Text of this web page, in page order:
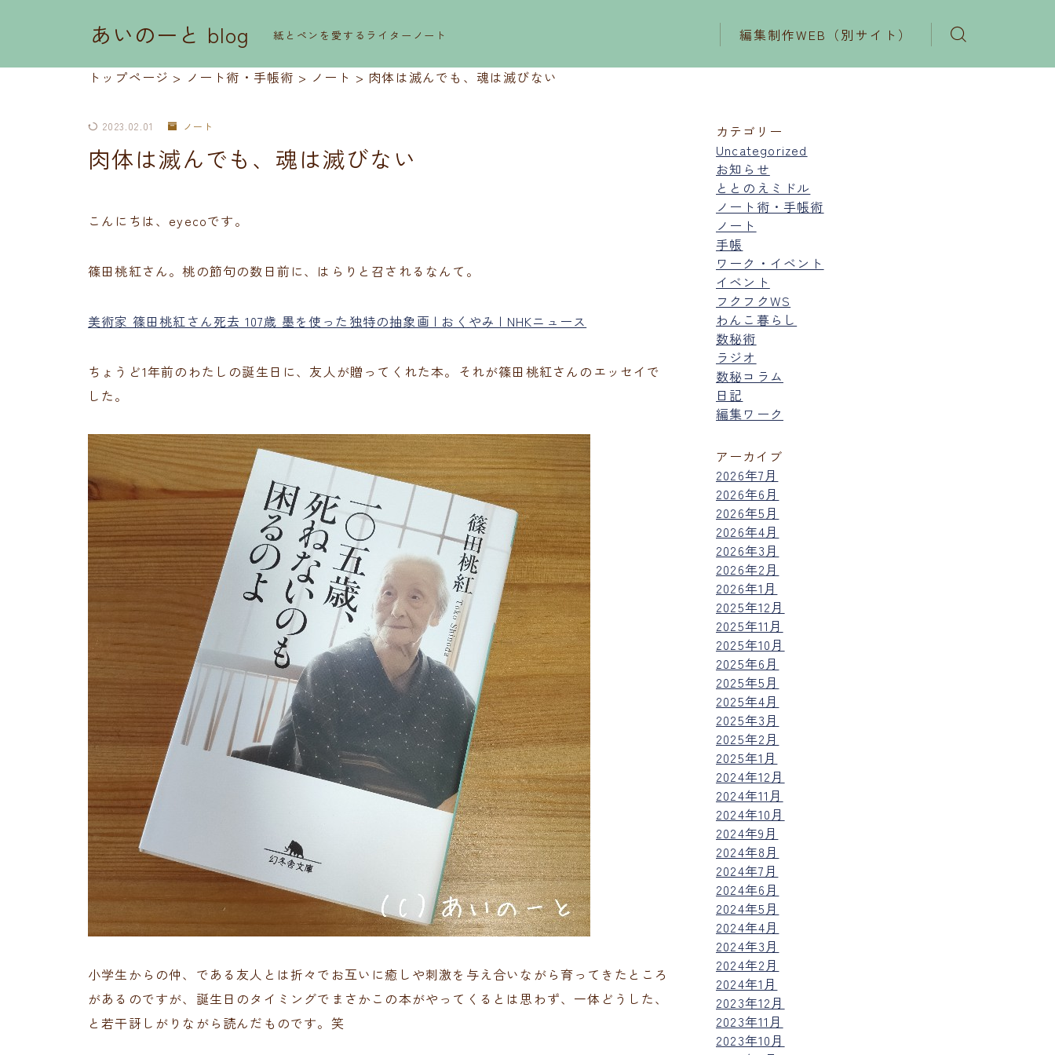
あいのーと blog 紙とペンを愛するライターノート 編集制作WEB（別サイト）
トップページ > ノート術・手帳術 > ノート > 肉体は滅んでも、魂は滅びない
2023.02.01 ノート
肉体は滅んでも、魂は滅びない
こんにちは、eyecoです。
篠田桃紅さん。桃の節句の数日前に、はらりと召されるなんて。
美術家 篠田桃紅さん死去 107歳 墨を使った独特の抽象画 | おくやみ | NHKニュース
ちょうど1年前のわたしの誕生日に、友人が贈ってくれた本。それが篠田桃紅さんのエッセイで
した。
小学生からの仲、である友人とは折々でお互いに癒しや刺激を与え合いながら育ってきたところ
があるのですが、誕生日のタイミングでまさかこの本がやってくるとは思わず、一体どうした、
と若干訝しがりながら読んだものです。笑
カテゴリー
Uncategorized
お知らせ
ととのえミドル
ノート術・手帳術
ノート
手帳
ワーク・イベント
イベント
フクフクWS
わんこ暮らし
数秘術
ラジオ
数秘コラム
日記
編集ワーク
アーカイブ
2026年7月
2026年6月
2026年5月
2026年4月
2026年3月
2026年2月
2026年1月
2025年12月
2025年11月
2025年10月
2025年6月
2025年5月
2025年4月
2025年3月
2025年2月
2025年1月
2024年12月
2024年11月
2024年10月
2024年9月
2024年8月
2024年7月
2024年6月
2024年5月
2024年4月
2024年3月
2024年2月
2024年1月
2023年12月
2023年11月
2023年10月